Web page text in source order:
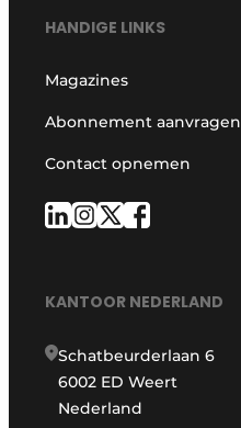
HANDIGE LINKS
Magazines
Abonnement aanvragen
Contact opnemen
KANTOOR NEDERLAND
Schatbeurderlaan 6
6002 ED Weert
Nederland